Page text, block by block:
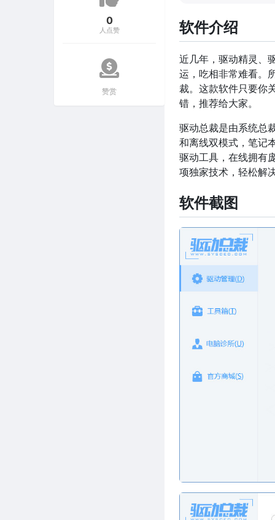
0
人点赞
赞赏
软件介绍
近几年，驱动精灵、
运，吃相非常难看。
裁。这款软件只要你
错，推荐给大家。
驱动总裁是由系统总
和离线双模式，笔记
驱动工具，在线拥有
项独家技术，轻松解
软件截图